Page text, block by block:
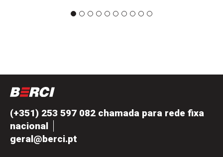
(+351) 253 597 082 chamada para rede fixa
nacional
geral@berci.pt